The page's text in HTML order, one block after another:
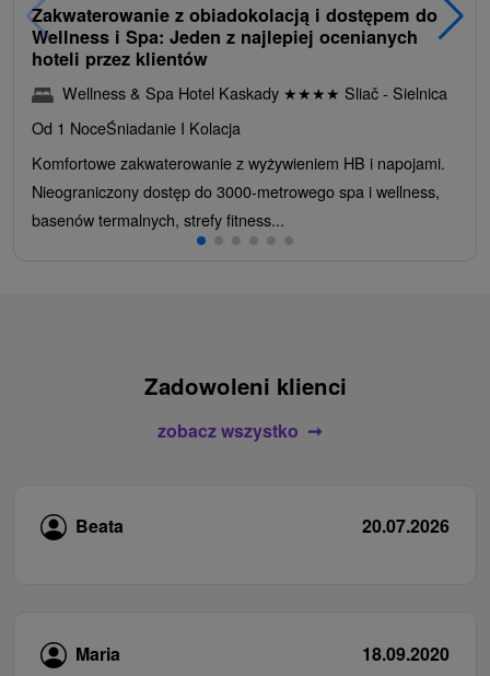
Zakwaterowanie z obiadokolacją i dostępem do
Wellness i Spa: Jeden z najlepiej ocenianych
hoteli przez klientów
Wellness & Spa Hotel Kaskady ★★★★ Sliač - Sielnica
Od 1 NoceŚniadanie I Kolacja
Komfortowe zakwaterowanie z wyżywieniem HB i napojami.
Nieograniczony dostęp do 3000-metrowego spa i wellness,
basenów termalnych, strefy fitness...
Zadowoleni klienci
zobacz wszystko
Beata 20.07.2026
Maria
18.09.2020